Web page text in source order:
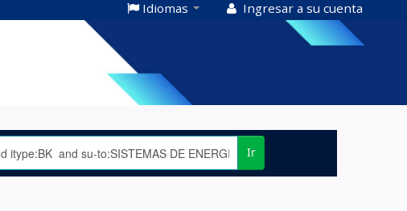
Idiomas Ingresar a su cuenta
Ir